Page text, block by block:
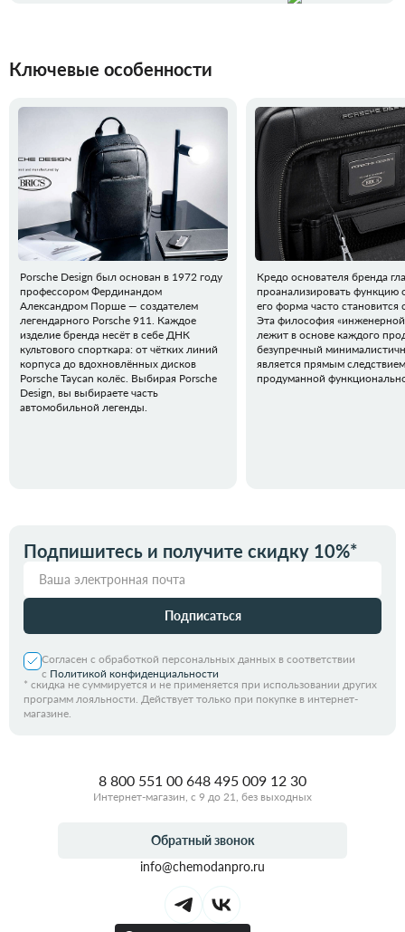
Ключевые особенности
Porsche Design был основан в 1972 году
профессором Фердинандом
Александром Порше — создателем
легендарного Porsche 911. Каждое
изделие бренда несёт в себе ДНК
культового спорткара: от чётких линий
корпуса до вдохновлённых дисков
Porsche Taycan колёс. Выбирая Porsche
Design, вы выбираете часть
автомобильной легенды.
Кредо основателя бренда
проанализировать функцию
его форма часто становится
Эта философия
лежит в основе каждого
безупречный
является прямым следствием
продуманной
Подпишитесь и получите скидку 10%*
Подписаться
Согласен с обработкой персональных данных в соответствии
с Политикой конфиденциальности
* скидка не суммируется и не применяется при использовании других
программ лояльности. Действует только при покупке в интернет-
магазине.
8 800 551 00 648 495 009 12 30
Интернет-магазин, с 9 до 21, без выходных
Обратный звонок
info@chemodanpro.ru